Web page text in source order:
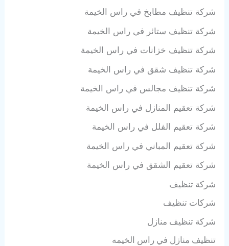
شركة تنظيف مطابخ في راس الخيمة
شركة تنظيف ستائر في راس الخيمة
شركة تنظيف خزانات في راس الخيمة
شركة تنظيف شقق في راس الخيمة
شركة تنظيف مجالس في راس الخيمة
شركة تعقيم المنازل في راس الخيمة
شركة تعقيم الفلل في راس الخيمة
شركة تعقيم المباني في راس الخيمة
شركة تعقيم الشقق في راس الخيمة
شركة تنظيف
شركات تنظيف
شركة تنظيف منازل
تنظيف منازل في راس الخيمه